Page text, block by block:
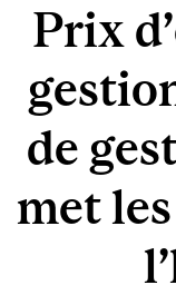
Prix
de
met